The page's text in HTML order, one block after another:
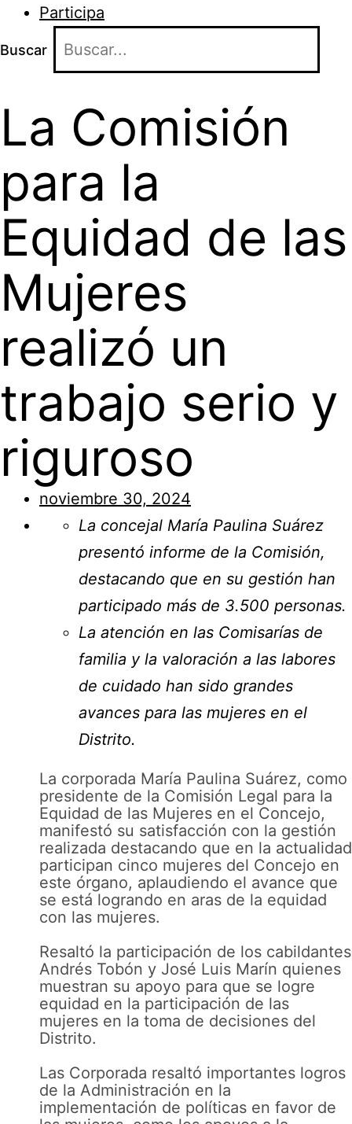
Participa
Buscar
La Comisión
para la
Equidad de las
Mujeres
realizó un
trabajo serio y
riguroso
noviembre 30, 2024
La concejal María Paulina Suárez
presentó informe de la Comisión,
destacando que en su gestión han
participado más de 3.500 personas.
La atención en las Comisarías de
familia y la valoración a las labores
de cuidado han sido grandes
avances para las mujeres en el
Distrito.
La corporada María Paulina Suárez, como
presidente de la Comisión Legal para la
Equidad de las Mujeres en el Concejo,
manifestó su satisfacción con la gestión
realizada destacando que en la actualidad
participan cinco mujeres del Concejo en
este órgano, aplaudiendo el avance que
se está logrando en aras de la equidad
con las mujeres.
Resaltó la participación de los cabildantes
Andrés Tobón y José Luis Marín quienes
muestran su apoyo para que se logre
equidad en la participación de las
mujeres en la toma de decisiones del
Distrito.
Las Corporada resaltó importantes logros
de la Administración en la
implementación de políticas en favor de